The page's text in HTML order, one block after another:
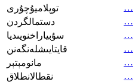
توپلاميۇچۇرى
…
دستمالگردن
…
سۇبياراخنويىديا
…
قايتايىشلەنگەنن
…
مانومېتېر
…
نقطالانطلاق
…